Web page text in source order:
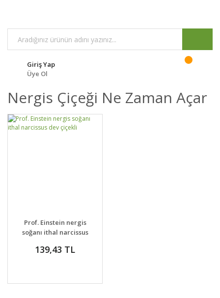
Giriş Yap
Üye Ol
Nergis Çiçeği Ne Zaman Açar
DETAYLAR
VER
Prof. Einstein nergis
soğanı ithal narcissus
139,43 TL